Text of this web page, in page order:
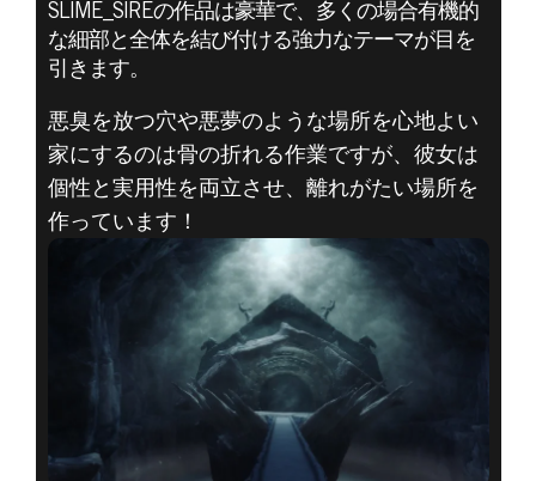
The Elder Scrolls V: Skyrim
2020年11月17日
今月のMOD開発
者: SLIME_SIRE
SLIME_SIREの作品は豪華で、多くの場合有機的
な細部と全体を結び付ける強力なテーマが目を
引きます。
悪臭を放つ穴や悪夢のような場所を心地よい
家にするのは骨の折れる作業ですが、彼女は
個性と実用性を両立させ、離れがたい場所を
作っています！